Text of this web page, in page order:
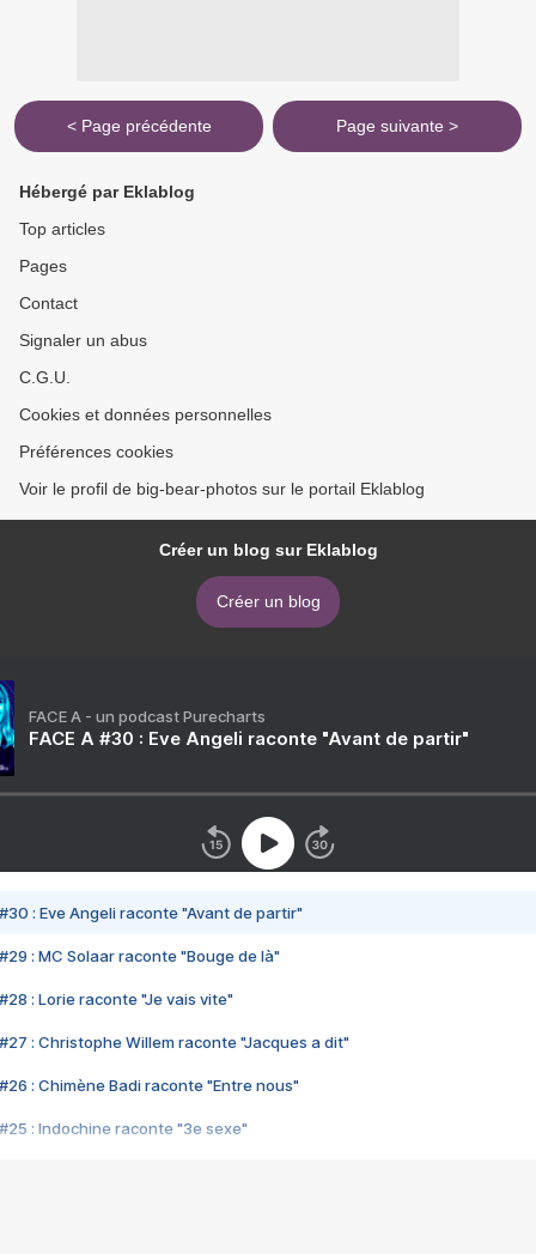
< Page précédente Page suivante >
Hébergé par Eklablog
Top articles
Pages
Contact
Signaler un abus
C.G.U.
Cookies et données personnelles
Préférences cookies
Voir le profil de big-bear-photos sur le portail Eklablog
Créer un blog sur Eklablog
Créer un blog
FACE A - un podcast Purecharts
FACE A #30 : Eve Angeli raconte "Avant de partir"
#30 : Eve Angeli raconte "Avant de partir"
#29 : MC Solaar raconte "Bouge de là"
#28 : Lorie raconte "Je vais vite"
#27 : Christophe Willem raconte "Jacques a dit"
#26 : Chimène Badi raconte "Entre nous"
#25 : Indochine raconte "3e sexe"